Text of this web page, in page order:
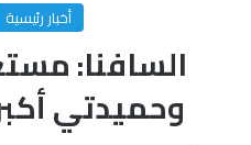
أخبار رئيسية
السافنا:
وحميدتي